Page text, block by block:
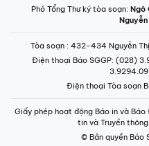
Phó Tổng Thư ký tòa soạn: Ngô
Tòa soạn : 432-434 Nguyễn Thị
Điện thoại Báo SGGP: (028)
Điện thoại Tòa soạn
Giấy phép hoạt động Báo in và
tin và Truyền
© Bản quyền Báo